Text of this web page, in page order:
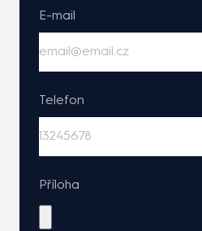
E-mail
Telefon
Příloha